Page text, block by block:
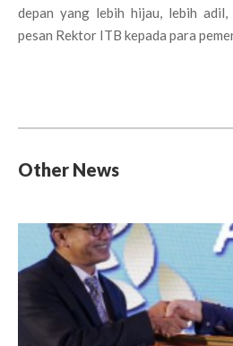
depan yang lebih hijau, lebih adil,
pesan Rektor ITB kepada para
Other News